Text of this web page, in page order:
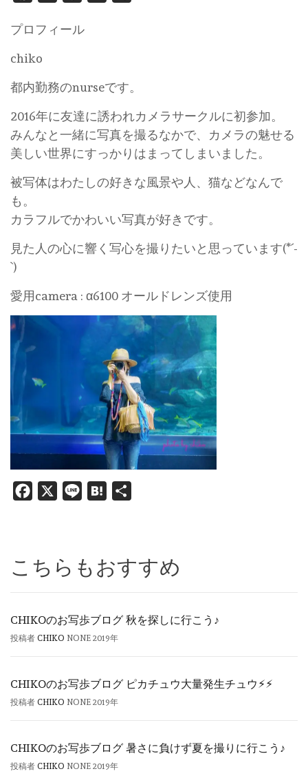
プロフィール
chiko
都内勤務のnurseです。
2016年に友達に誘われカメラサークルに初参加。
みんなと一緒に写真を撮るなかで、カメラの魅せる
美しい世界にすっかりはまってしまいました。
被写体はわたしの好きな風景や人、猫などなんで
も。
カラフルでかわいい写真が好きです。
見た人の心に響く写心を撮りたいと思っています(*´-
`)
愛用camera : α6100 オールドレンズ使用
Facebook
X Line Hatena
こちらもおすすめ
CHIKOのお写歩ブログ 秋を探しに行こう♪
投稿者 CHIKO NONE 2019年
CHIKOのお写歩ブログ ピカチュウ大量発生チュウ⚡︎⚡︎
投稿者 CHIKO NONE 2019年
CHIKOのお写歩ブログ 暑さに負けず夏を撮りに行こう♪
投稿者 CHIKO NONE 2019年